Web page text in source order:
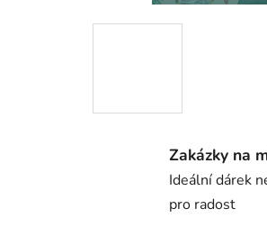
Zakázky na
Ideální dárek
pro radost